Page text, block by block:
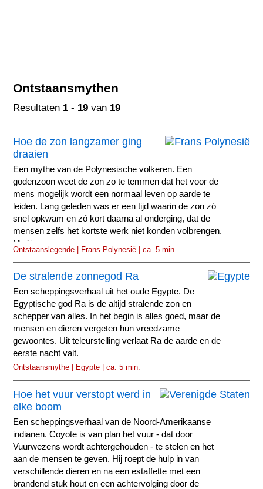
Ontstaansmythen
Resultaten 1 - 19 van 19
Hoe de zon langzamer ging
draaien
Een mythe van de Polynesische volkeren. Een
godenzoon weet de zon zo te temmen dat het voor de
mens mogelijk wordt een normaal leven op aarde te
leiden. Lang geleden was er een tijd waarin de zon zó
snel opkwam en zó kort daarna al onderging, dat de
mensen zelfs het kortste werk niet konden volbrengen.
Maùi...
Ontstaanslegende | Frans Polynesië | ca. 5 min.
De stralende zonnegod Ra
Een scheppingsverhaal uit het oude Egypte. De
Egyptische god Ra is de altijd stralende zon en
schepper van alles. In het begin is alles goed, maar de
mensen en dieren vergeten hun vreedzame
gewoontes. Uit teleurstelling verlaat Ra de aarde en de
eerste nacht valt.
Ontstaansmythe | Egypte | ca. 5 min.
Hoe het vuur verstopt werd in
elke boom
Een scheppingsverhaal van de Noord-Amerikaanse
indianen. Coyote is van plan het vuur - dat door
Vuurwezens wordt achtergehouden - te stelen en het
aan de mensen te geven. Hij roept de hulp in van
verschillende dieren en na een estaffette met een
brandend stuk hout en een achtervolging door de